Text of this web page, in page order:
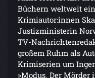
Büchern weltweit
Krimiautor:innen
Justizministerin
TV-
großem Ruhm als
Krimiserien um
»Modus. Der Mörder